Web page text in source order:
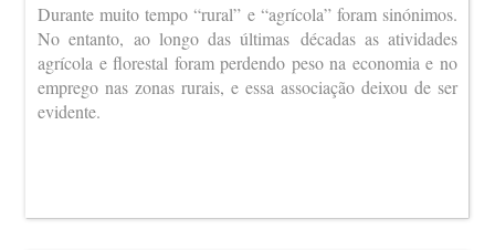
Durante muito tempo “rural” e “agrícola” foram sinónimos.
No entanto, ao longo das últimas décadas as atividades
agrícola e florestal foram perdendo peso na economia e no
emprego nas zonas rurais, e essa associação deixou de ser
evidente.